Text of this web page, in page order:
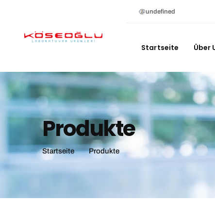
undefined
Startseite Über
Produkte
Startseite Produkte